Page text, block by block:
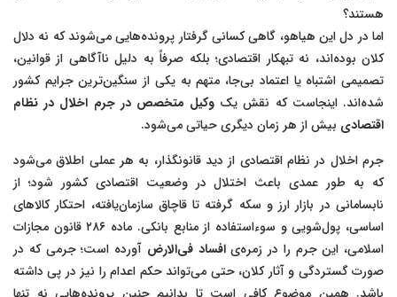
هستند؟
اما در دل این هیاهو، گاهی کسانی گرفتار پرونده‌هایی می‌شوند که نه دلال
کلان بوده‌اند، نه تبهکار اقتصادی؛ بلکه صرفاً به دلیل ناآگاهی از قوانین،
تصمیمی اشتباه یا اعتماد بی‌جا، متهم به یکی از سنگین‌ترین جرایم کشور
شده‌اند. اینجاست که نقش یک وکیل متخصص در جرم اخلال در نظام
اقتصادی بیش از هر زمان دیگری حیاتی می‌شود.
جرم اخلال در نظام اقتصادی از دید قانونگذار، به هر عملی اطلاق می‌شود
که به طور عمدی باعث اختلال در وضعیت اقتصادی کشور شود؛ از
نابسامانی در بازار ارز و سکه گرفته تا قاچاق سازمان‌یافته، احتکار کالاهای
اساسی، پول‌شویی و سوءاستفاده از منابع بانکی. ماده ۲۸۶ قانون مجازات
اسلامی، این جرم را در زمره‌یافساد فی‌الارض آورده است؛ جرمی که در
صورت گستردگی و آثار کلان، حتی می‌تواند حکم اعدام را نیز در پی داشته